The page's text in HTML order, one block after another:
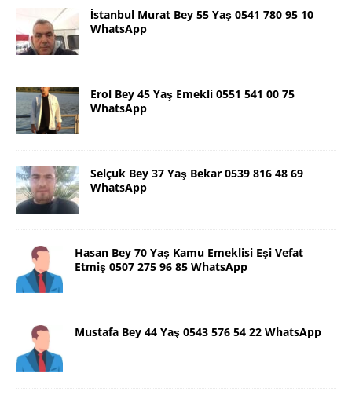
İstanbul Murat Bey 55 Yaş 0541 780 95 10
WhatsApp
Erol Bey 45 Yaş Emekli 0551 541 00 75
WhatsApp
Selçuk Bey 37 Yaş Bekar 0539 816 48 69
WhatsApp
Hasan Bey 70 Yaş Kamu Emeklisi Eşi Vefat
Etmiş 0507 275 96 85 WhatsApp
Mustafa Bey 44 Yaş 0543 576 54 22 WhatsApp